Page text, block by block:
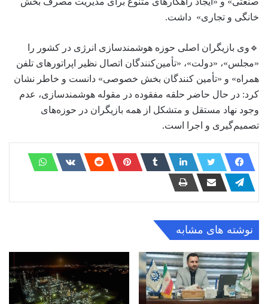
خانگی و تجاری» داشت.
🔹وی بازیگران اصلی حوزه هوشمندسازی انرژی در کشور را
«مجلس»، «دولت»، «تأمین‌کنندگان اتصال نظیر اپراتورهای تلفن
همراه» و «تأمین کنندگان بخش خصوصی» دانست و خاطر نشان
کرد: در حال حاضر حلقه مفقوده در مقوله هوشمندسازی، عدم
وجود نهاد مستقل و متشکل از همه بازیگران در حوزه‌های
تصمیم‌گیری و اجرا است.
نوشته های مشابه